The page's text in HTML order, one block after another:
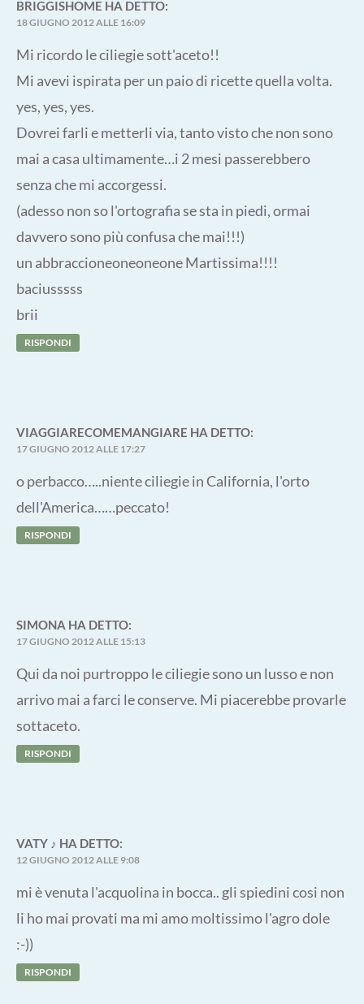
BRIGGISHOME HA DETTO:
18 GIUGNO 2012 ALLE 16:09
Mi ricordo le ciliegie sott'aceto!!
Mi avevi ispirata per un paio di ricette quella volta.
yes, yes, yes.
Dovrei farli e metterli via, tanto visto che non sono
mai a casa ultimamente…i 2 mesi passerebbero
senza che mi accorgessi.
(adesso non so l'ortografia se sta in piedi, ormai
davvero sono più confusa che mai!!!)
un abbraccioneoneoneone Martissima!!!!
baciusssss
brii
RISPONDI
VIAGGIARECOMEMANGIARE HA DETTO:
17 GIUGNO 2012 ALLE 17:27
o perbacco…..niente ciliegie in California, l'orto
dell'America……peccato!
RISPONDI
SIMONA HA DETTO:
17 GIUGNO 2012 ALLE 15:13
Qui da noi purtroppo le ciliegie sono un lusso e non
arrivo mai a farci le conserve. Mi piacerebbe provarle
sottaceto.
RISPONDI
VATY ♪ HA DETTO:
12 GIUGNO 2012 ALLE 9:08
mi è venuta l'acquolina in bocca.. gli spiedini cosi non
li ho mai provati ma mi amo moltissimo l'agro dole
:-))
RISPONDI